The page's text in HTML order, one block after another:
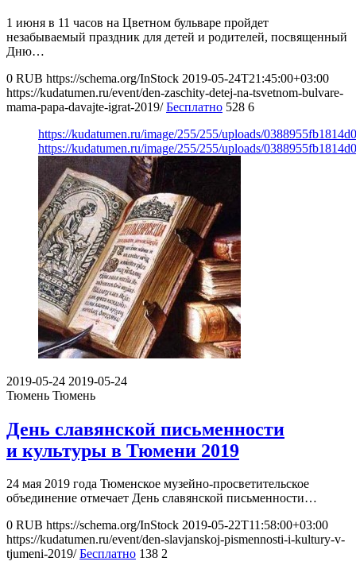
1 июня в 11 часов на Цветном бульваре пройдет
незабываемый праздник для детей и родителей, посвященный
Дню…
0 RUB https://schema.org/InStock 2019-05-24T21:45:00+03:00
https://kudatumen.ru/event/den-zaschity-detej-na-tsvetnom-bulvare-
mama-papa-davajte-igrat-2019/ Бесплатно 528 6
https://kudatumen.ru/image/255/255/uploads/
https://kudatumen.ru/image/255/255/uploads/
2019-05-24 2019-05-24
Тюмень Тюмень
День славянской письменности
и культуры в Тюмени 2019
24 мая 2019 года Тюменское музейно-просветительское
объединение отмечает День славянской письменности…
0 RUB https://schema.org/InStock 2019-05-22T11:58:00+03:00
https://kudatumen.ru/event/den-slavjanskoj-pismennosti-i-kultury-v-
tjumeni-2019/ Бесплатно 138 2